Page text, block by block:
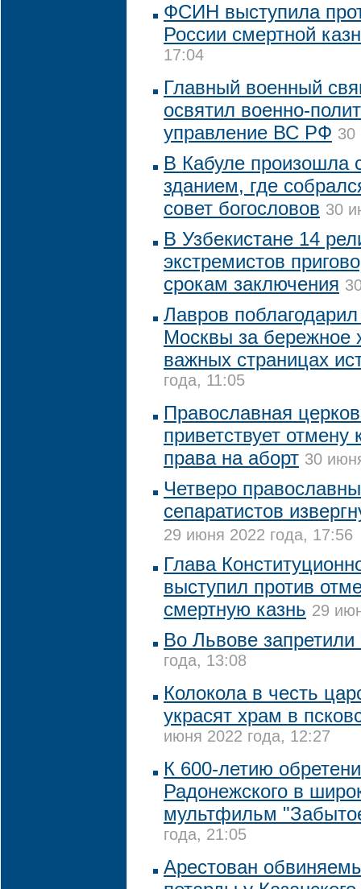
ФСИН выступила
России смертной
17:04
Главный военный
освятил военно-
управление ВС РФ 30
В Кабуле произошла
зданием, где
совет богословов 30
В Узбекистане 14
экстремистов
срокам заключения
Лавров
Москвы за бережное
важных страницах
года, 11:05
Православная
приветствует отмену
права на аборт 30
Четверо
сепаратистов
29 июня 2022 года, 17:56
Глава
выступил против
смертную казнь 29
Во Львове
года, 13:08
Колокола в честь
украсят храм в
июня 2022 года, 12:27
К 600-летию
Радонежского в
мультфильм
года, 21:05
Арестован